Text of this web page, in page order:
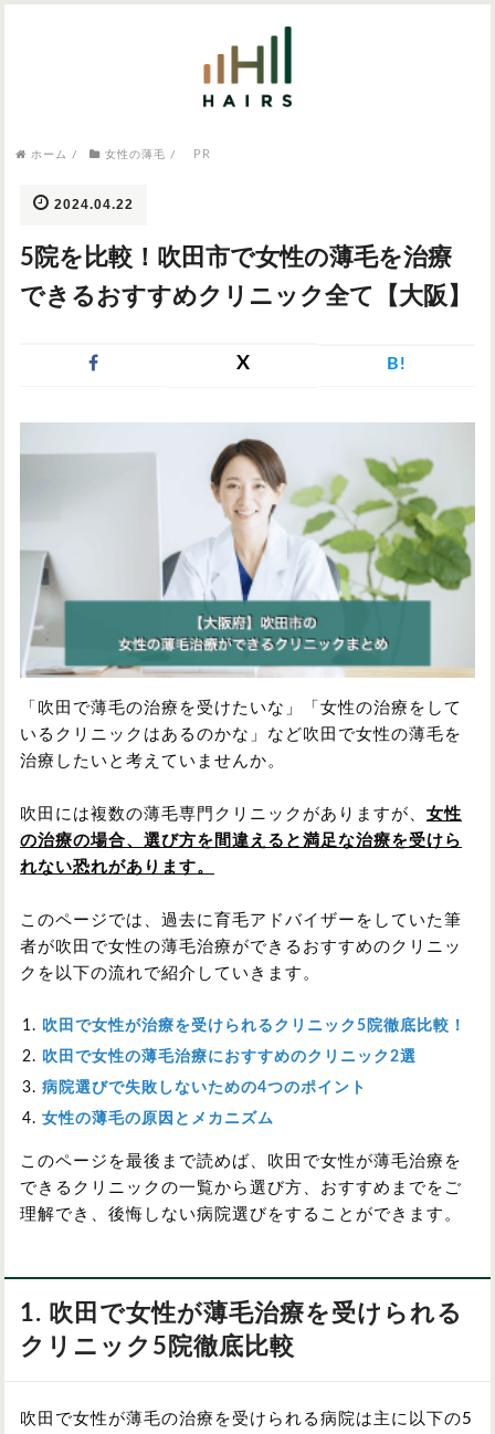
病院・クリニック
AGA
発毛
円形脱毛症
お問い合わせ
ホーム / 女性の薄毛 / PR
2024.04.22
5院を比較！吹田市で女性の薄毛を治療
できるおすすめクリニック全て【大阪】
X B!
「吹田で薄毛の治療を受けたいな」「女性の治療をして
いるクリニックはあるのかな」など吹田で女性の薄毛を
治療したいと考えていませんか。
吹田には複数の薄毛専門クリニックがありますが、 女性
の治療の場合、選び方を間違えると満足な治療を受けら
れない恐れがあります。
このページでは、過去に育毛アドバイザーをしていた筆
者が吹田で女性の薄毛治療ができるおすすめのクリニッ
クを以下の流れで紹介していきます。
吹田で女性が治療を受けられるクリニック5院徹底比較！
吹田で女性の薄毛治療におすすめのクリニック2選
病院選びで失敗しないための4つのポイント
女性の薄毛の原因とメカニズム
このページを最後まで読めば、吹田で女性が薄毛治療を
できるクリニックの一覧から選び方、おすすめまでをご
理解でき、後悔しない病院選びをすることができます。
1. 吹田で女性が薄毛治療を受けられる
クリニック5院徹底比較
吹田で女性が薄毛の治療を受けられる病院は主に以下の5
気になるワードから記事を探す
症状・悩みから記事を探す
ふけ
円形脱毛症 女性の薄毛
対策・アイテムから記事を探す
かつら・ヴィッグ シャンプー
植毛 病院・クリニック
育毛剤